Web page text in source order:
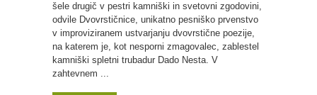
šele drugič v pestri kamniški in svetovni zgodovini,
odvile Dvovrstičnice, unikatno pesniško prvenstvo
v improviziranem ustvarjanju dvovrstične poezije,
na katerem je, kot nesporni zmagovalec, zablestel
kamniški spletni trubadur Dado Nesta. V
zahtevnem ...